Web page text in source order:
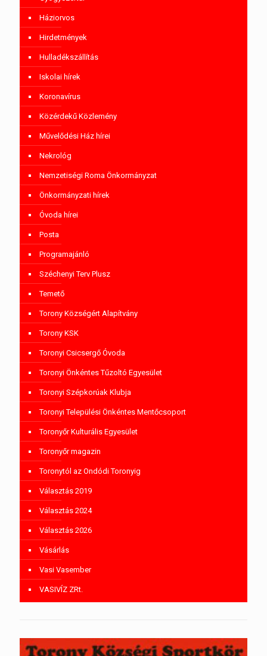
Háziorvos
Hirdetmények
Hulladékszállítás
Iskolai hírek
Koronavírus
Közérdekű Közlemény
Művelődési Ház hírei
Nekrológ
Nemzetiségi Roma Önkormányzat
Önkormányzati hírek
Óvoda hírei
Posta
Programajánló
Széchenyi Terv Plusz
Temető
Torony Községért Alapítvány
Torony KSK
Toronyi Csicsergő Óvoda
Toronyi Önkéntes Tűzoltó Egyesület
Toronyi Szépkorúak Klubja
Toronyi Települési Önkéntes Mentőcsoport
Toronyőr Kulturális Egyesület
Toronyőr magazin
Toronytól az Ondódi Toronyig
Választás 2019
Választás 2024
Választás 2026
Vásárlás
Vasi Vasember
VASIVÍZ ZRt.